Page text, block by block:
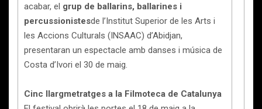
acabar, el grup de ballarins, ballarines i
percussionistesde l’Institut Superior de les Arts i
les Accions Culturals (INSAAC) d’Abidjan,
presentaran un espectacle amb danses i música de
Costa d’Ivori el 30 de maig.
Cinc llargmetratges a la Filmoteca de Catalunya